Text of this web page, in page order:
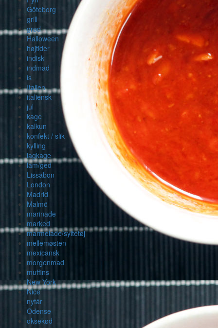
Göteborg
grill
grød
Halloween
højtider
indisk
indmad
is
Italien
italiensk
jul
kage
kalkun
konfekt / slik
kylling
lagkage
lam/ged
Lissabon
London
Madrid
Malmö
marinade
marked
marmelade/syltetøj
mellemøsten
mexicansk
morgenmad
muffins
New York
Nice
nytår
Odense
oksekød